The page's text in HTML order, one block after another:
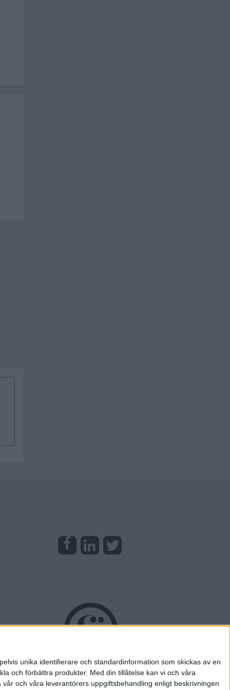
unika identifierare och standardinformation som skickas av en
och förbättra produkter. Med din tillåtelse kan vi och våra
och våra leverantörers uppgiftsbehandling enligt beskrivningen